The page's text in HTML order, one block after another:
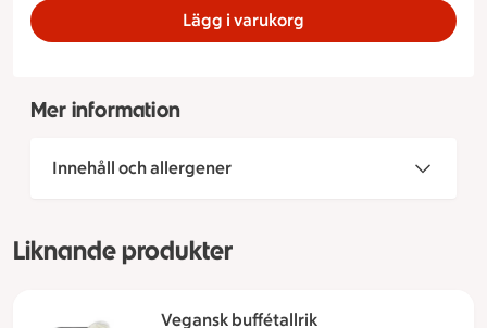
Lägg i varukorg
Mer information
Innehåll och allergener
Liknande produkter
Vegansk buffétallrik